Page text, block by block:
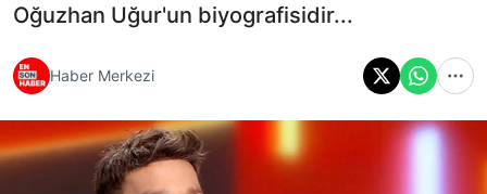
Oğuzhan Uğur'un biyografisidir...
Haber Merkezi